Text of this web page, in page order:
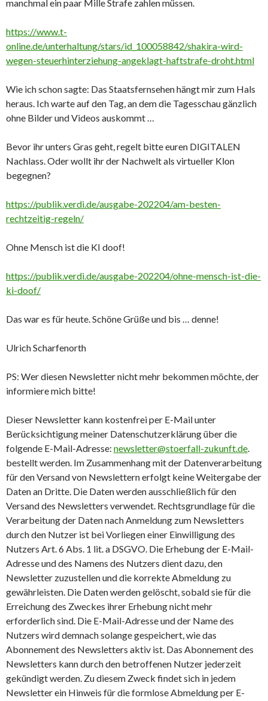
manchmal ein paar Mille Strafe zahlen müssen.
https://www.t-
online.de/unterhaltung/stars/id_100058842/shakira-wird-
wegen-steuerhinterziehung-angeklagt-haftstrafe-droht.html
Wie ich schon sagte: Das Staatsfernsehen hängt mir zum Hals
heraus. Ich warte auf den Tag, an dem die Tagesschau gänzlich
ohne Bilder und Videos auskommt …
Bevor ihr unters Gras geht, regelt bitte euren DIGITALEN
Nachlass. Oder wollt ihr der Nachwelt als virtueller Klon
begegnen?
https://publik.verdi.de/ausgabe-202204/am-besten-
rechtzeitig-regeln/
Ohne Mensch ist die KI doof!
https://publik.verdi.de/ausgabe-202204/ohne-mensch-ist-die-
ki-doof/
Das war es für heute. Schöne Grüße und bis … denne!
Ulrich Scharfenorth
PS: Wer diesen Newsletter nicht mehr bekommen möchte, der
informiere mich bitte!
Dieser Newsletter kann kostenfrei per E-Mail unter
Berücksichtigung meiner Datenschutzerklärung über die
folgende E-Mail-Adresse: newsletter@stoerfall-zukunft.de
bestellt werden. Im Zusammenhang mit der Datenverarbeitung
für den Versand von Newslettern erfolgt keine Weitergabe der
Daten an Dritte. Die Daten werden ausschließlich für den
Versand des Newsletters verwendet. Rechtsgrundlage für die
Verarbeitung der Daten nach Anmeldung zum Newsletters
durch den Nutzer ist bei Vorliegen einer Einwilligung des
Nutzers Art. 6 Abs. 1 lit. a DSGVO. Die Erhebung der E-Mail-
Adresse und des Namens des Nutzers dient dazu, den
Newsletter zuzustellen und die korrekte Abmeldung zu
gewährleisten. Die Daten werden gelöscht, sobald sie für die
Erreichung des Zweckes ihrer Erhebung nicht mehr
erforderlich sind. Die E-Mail-Adresse und der Name des
Nutzers wird demnach solange gespeichert, wie das
Abonnement des Newsletters aktiv ist. Das Abonnement des
Newsletters kann durch den betroffenen Nutzer jederzeit
gekündigt werden. Zu diesem Zweck findet sich in jedem
Newsletter ein Hinweis für die formlose Abmeldung per E-